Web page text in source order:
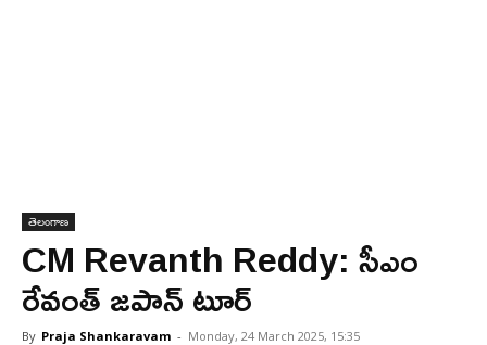
తెలంగాణ
CM Revanth Reddy: సీఎం
రేవంత్ జపాన్ టూర్
By Praja Shankaravam - Monday, 24 March 2025, 15:35